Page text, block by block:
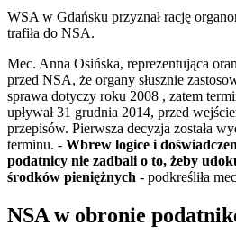
WSA w Gdańsku przyznał rację
trafiła do NSA.
Mec. Anna Osińska, reprezentująca
przed NSA, że organy słusznie
sprawa dotyczy roku 2008 , zatem
upływał 31 grudnia 2014, przed
przepisów. Pierwsza decyzja została
terminu. - Wbrew logice i
podatnicy nie zadbali o to, żeby
środków pieniężnych - podkreśliła
NSA w obronie